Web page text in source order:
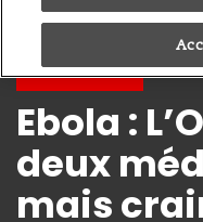
Actualités
Ebola :
deux
mais